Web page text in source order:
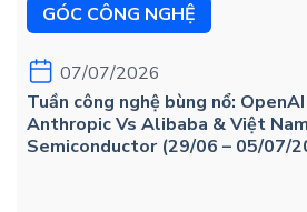
GÓC CÔNG NGHỆ
07/07/2026
Tuần công nghệ bùng nổ:
Anthropic Vs Alibaba & Việt
Semiconductor (29/06 – 05/07/